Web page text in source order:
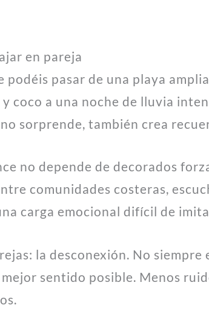
en pareja
pasar de una playa
coco a una noche de lluvia
sorprende, también crea
no depende de decorados
comunidades costeras,
carga emocional difícil de
la desconexión. No siempre
sentido posible. Menos